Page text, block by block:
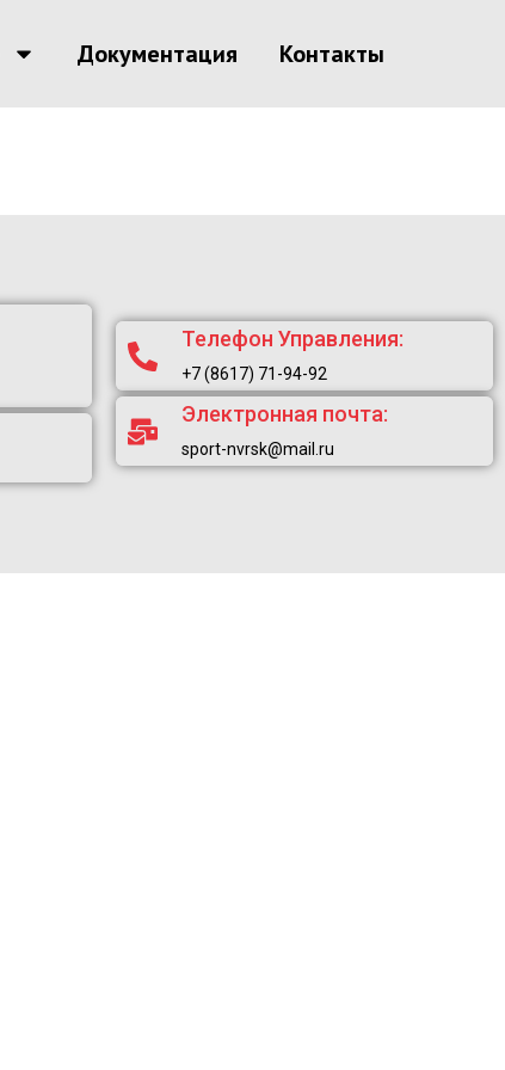
Документация Контакты
Телефон Управления:
+7 (8617) 71-94-92
Электронная почта:
sport-nvrsk@mail.ru